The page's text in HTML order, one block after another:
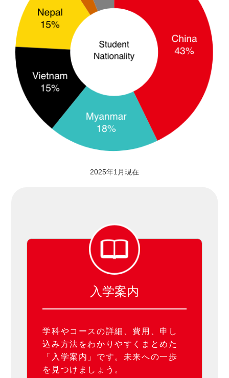
2025年1月現在
入学案内
学科やコースの詳細、費用、申し
込み方法をわかりやすくまとめた
「入学案内」です。未来への一歩
を見つけましょう。